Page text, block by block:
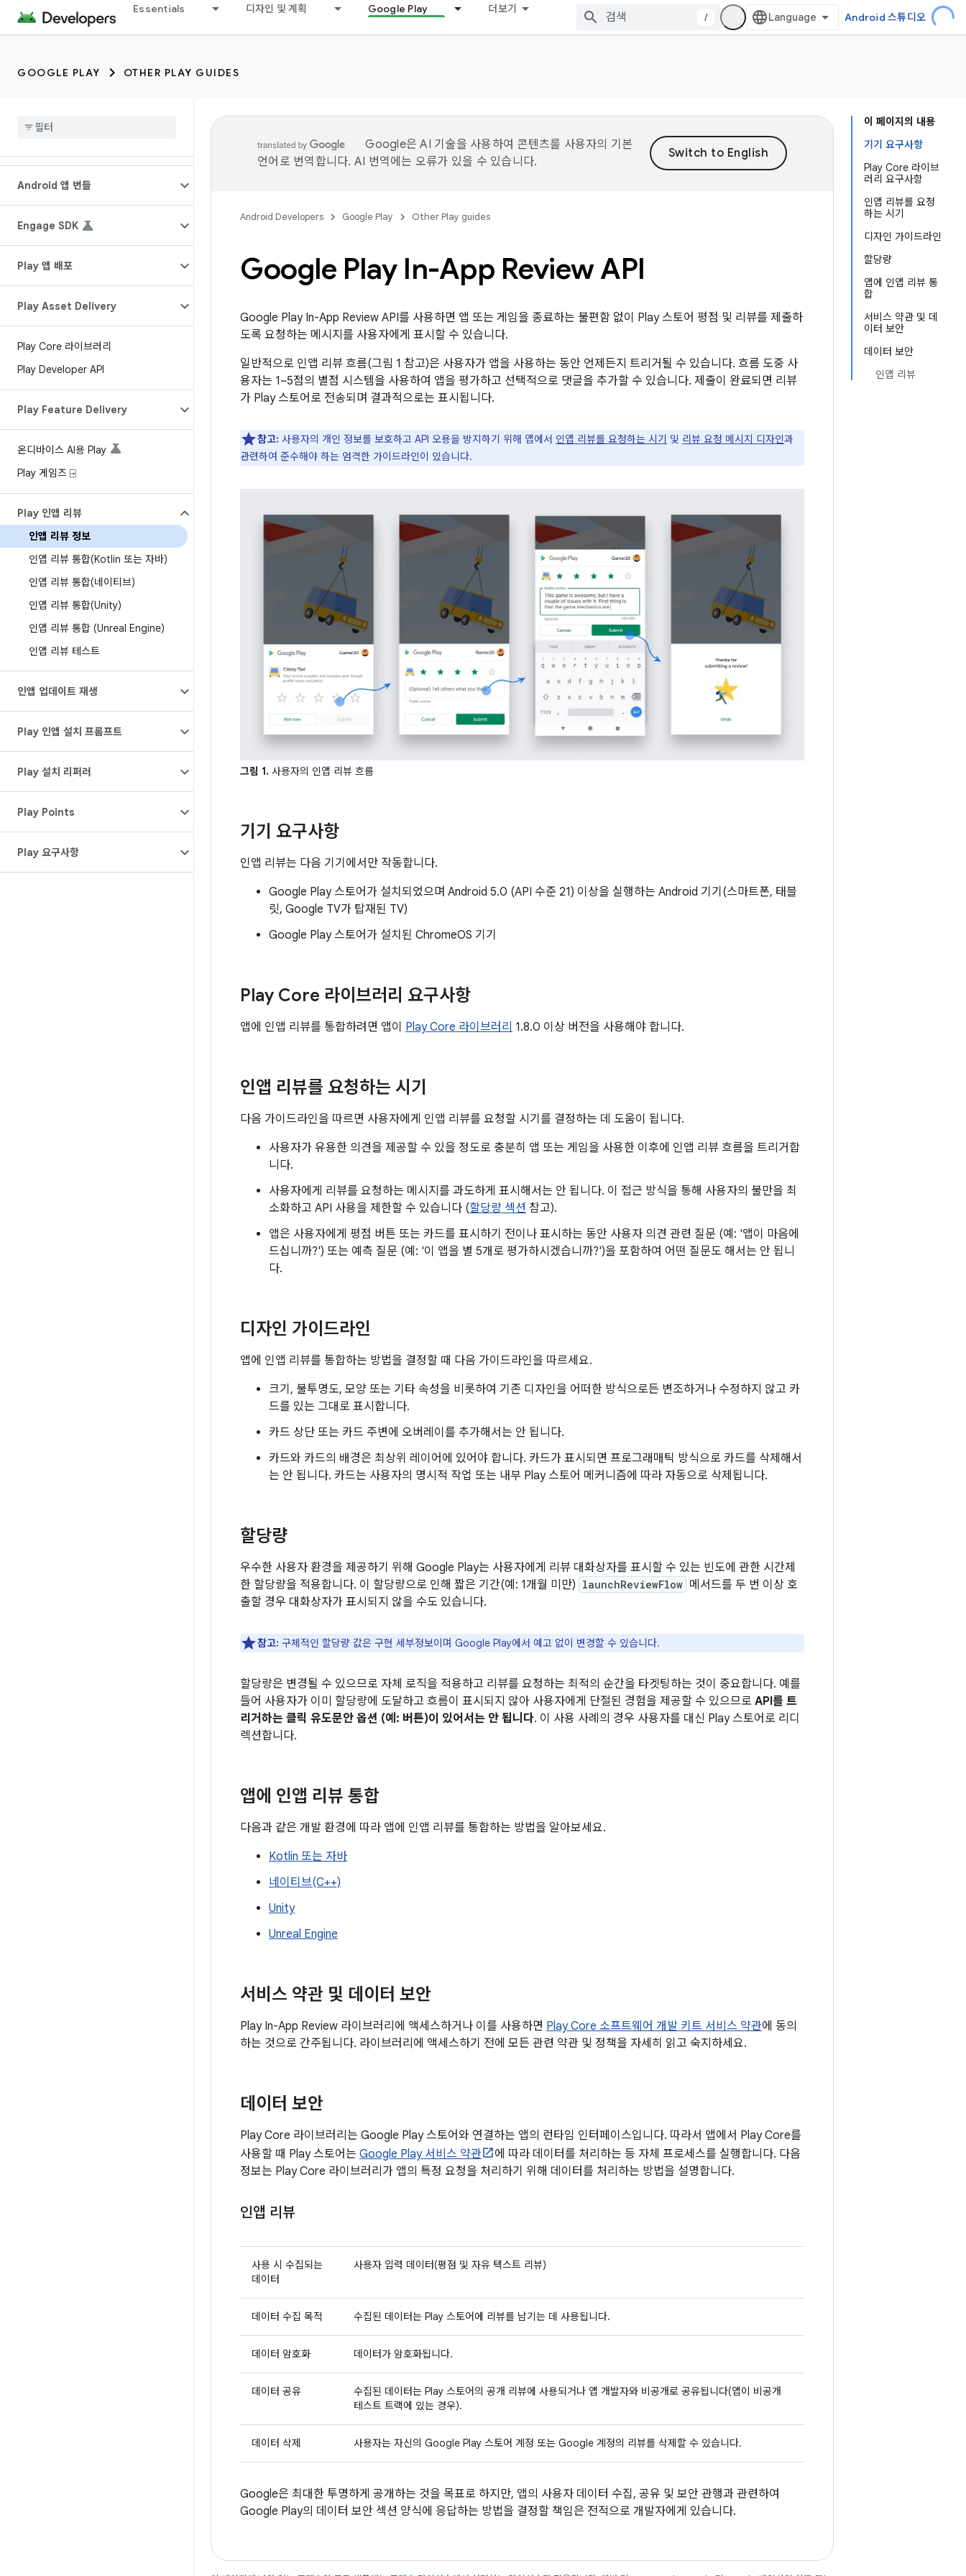
Essentials 디자인 및 계획 Google Play 더보기
/ Android 스튜디오
GOOGLE PLAY OTHER PLAY GUIDES
Android 앱 번들
Engage SDK
Play 앱 배포
Play Asset Delivery
Play Core 라이브러리
Play Developer API
Play Feature Delivery
온디바이스 AI용 Play
Play 게임즈 ⍈
Play 인앱 리뷰
인앱 리뷰 정보
인앱 리뷰 통합(Kotlin 또는 자바)
인앱 리뷰 통합(네이티브)
인앱 리뷰 통합(Unity)
인앱 리뷰 통합 (Unreal Engine)
인앱 리뷰 테스트
인앱 업데이트 재생
Play 인앱 설치 프롬프트
Play 설치 리퍼러
Play Points
Play 요구사항
이 페이지의 내용
기기 요구사항
Play Core 라이브
러리 요구사항
인앱 리뷰를 요청
하는 시기
디자인 가이드라인
할당량
앱에 인앱 리뷰 통
합
서비스 약관 및 데
이터 보안
데이터 보안
인앱 리뷰
Google은 AI 기술을 사용하여 콘텐츠를 사용자의 기본
언어로 번역합니다. AI 번역에는 오류가 있을 수 있습니다.
Android Developers Google Play Other Play guides
Google Play In-App Review API
Google Play In-App Review API를 사용하면 앱 또는 게임을 종료하는 불편함 없이 Play 스토어 평점 및 리뷰를 제출하
도록 요청하는 메시지를 사용자에게 표시할 수 있습니다.
일반적으로 인앱 리뷰 흐름(그림 1 참고)은 사용자가 앱을 사용하는 동안 언제든지 트리거될 수 있습니다. 흐름 도중 사
용자는 1~5점의 별점 시스템을 사용하여 앱을 평가하고 선택적으로 댓글을 추가할 수 있습니다. 제출이 완료되면 리뷰
가 Play 스토어로 전송되며 결과적으로는 표시됩니다.
참고: 사용자의 개인 정보를 보호하고 API 오용을 방지하기 위해 앱에서 인앱 리뷰를 요청하는 시기 및 리뷰 요청 메시지 디자인과
관련하여 준수해야 하는 엄격한 가이드라인이 있습니다.
그림 1. 사용자의 인앱 리뷰 흐름
기기 요구사항
인앱 리뷰는 다음 기기에서만 작동합니다.
Google Play 스토어가 설치되었으며 Android 5.0 (API 수준 21) 이상을 실행하는 Android 기기(스마트폰, 태블
릿, Google TV가 탑재된 TV)
Google Play 스토어가 설치된 ChromeOS 기기
Play Core 라이브러리 요구사항
앱에 인앱 리뷰를 통합하려면 앱이 Play Core 라이브러리 1.8.0 이상 버전을 사용해야 합니다.
인앱 리뷰를 요청하는 시기
다음 가이드라인을 따르면 사용자에게 인앱 리뷰를 요청할 시기를 결정하는 데 도움이 됩니다.
사용자가 유용한 의견을 제공할 수 있을 정도로 충분히 앱 또는 게임을 사용한 이후에 인앱 리뷰 흐름을 트리거합
니다.
사용자에게 리뷰를 요청하는 메시지를 과도하게 표시해서는 안 됩니다. 이 접근 방식을 통해 사용자의 불만을 최
소화하고 API 사용을 제한할 수 있습니다 (할당량 섹션 참고).
앱은 사용자에게 평점 버튼 또는 카드를 표시하기 전이나 표시하는 동안 사용자 의견 관련 질문 (예: '앱이 마음에
드십니까?') 또는 예측 질문 (예: '이 앱을 별 5개로 평가하시겠습니까?')을 포함하여 어떤 질문도 해서는 안 됩니
다.
디자인 가이드라인
앱에 인앱 리뷰를 통합하는 방법을 결정할 때 다음 가이드라인을 따르세요.
크기, 불투명도, 모양 또는 기타 속성을 비롯하여 기존 디자인을 어떠한 방식으로든 변조하거나 수정하지 않고 카
드를 있는 그대로 표시합니다.
카드 상단 또는 카드 주변에 오버레이를 추가해서는 안 됩니다.
카드와 카드의 배경은 최상위 레이어에 있어야 합니다. 카드가 표시되면 프로그래매틱 방식으로 카드를 삭제해서
는 안 됩니다. 카드는 사용자의 명시적 작업 또는 내부 Play 스토어 메커니즘에 따라 자동으로 삭제됩니다.
할당량
우수한 사용자 환경을 제공하기 위해 Google Play는 사용자에게 리뷰 대화상자를 표시할 수 있는 빈도에 관한 시간제
한 할당량을 적용합니다. 이 할당량으로 인해 짧은 기간(예: 1개월 미만) launchReviewFlow 메서드를 두 번 이상 호
출할 경우 대화상자가 표시되지 않을 수도 있습니다.
참고: 구체적인 할당량 값은 구현 세부정보이며 Google Play에서 예고 없이 변경할 수 있습니다.
할당량은 변경될 수 있으므로 자체 로직을 적용하고 리뷰를 요청하는 최적의 순간을 타겟팅하는 것이 중요합니다. 예를
들어 사용자가 이미 할당량에 도달하고 흐름이 표시되지 않아 사용자에게 단절된 경험을 제공할 수 있으므로 API를 트
리거하는 클릭 유도문안 옵션 (예: 버튼)이 있어서는 안 됩니다. 이 사용 사례의 경우 사용자를 대신 Play 스토어로 리디
렉션합니다.
앱에 인앱 리뷰 통합
다음과 같은 개발 환경에 따라 앱에 인앱 리뷰를 통합하는 방법을 알아보세요.
Kotlin 또는 자바
네이티브(C++)
Unity
Unreal Engine
서비스 약관 및 데이터 보안
Play In-App Review 라이브러리에 액세스하거나 이를 사용하면 Play Core 소프트웨어 개발 키트 서비스 약관에 동의
하는 것으로 간주됩니다. 라이브러리에 액세스하기 전에 모든 관련 약관 및 정책을 자세히 읽고 숙지하세요.
데이터 보안
Play Core 라이브러리는 Google Play 스토어와 연결하는 앱의 런타임 인터페이스입니다. 따라서 앱에서 Play Core를
사용할 때 Play 스토어는 Google Play 서비스 약관
에 따라 데이터를 처리하는 등 자체 프로세스를 실행합니다. 다음
정보는 Play Core 라이브러리가 앱의 특정 요청을 처리하기 위해 데이터를 처리하는 방법을 설명합니다.
인앱 리뷰
사용 시 수집되는
데이터
사용자 입력 데이터(평점 및 자유 텍스트 리뷰)
데이터 수집 목적 수집된 데이터는 Play 스토어에 리뷰를 남기는 데 사용됩니다.
데이터 암호화 데이터가 암호화됩니다.
데이터 공유
수집된 데이터는 Play 스토어의 공개 리뷰에 사용되거나 앱 개발자와 비공개로 공유됩니다(앱이 비공개
테스트 트랙에 있는 경우).
데이터 삭제 사용자는 자신의 Google Play 스토어 계정 또는 Google 계정의 리뷰를 삭제할 수 있습니다.
Google은 최대한 투명하게 공개하는 것을 목표로 하지만, 앱의 사용자 데이터 수집, 공유 및 보안 관행과 관련하여
Google Play의 데이터 보안 섹션 양식에 응답하는 방법을 결정할 책임은 전적으로 개발자에게 있습니다.